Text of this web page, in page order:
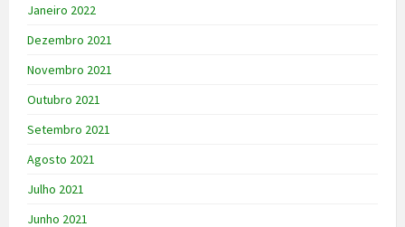
Janeiro 2022
Dezembro 2021
Novembro 2021
Outubro 2021
Setembro 2021
Agosto 2021
Julho 2021
Junho 2021